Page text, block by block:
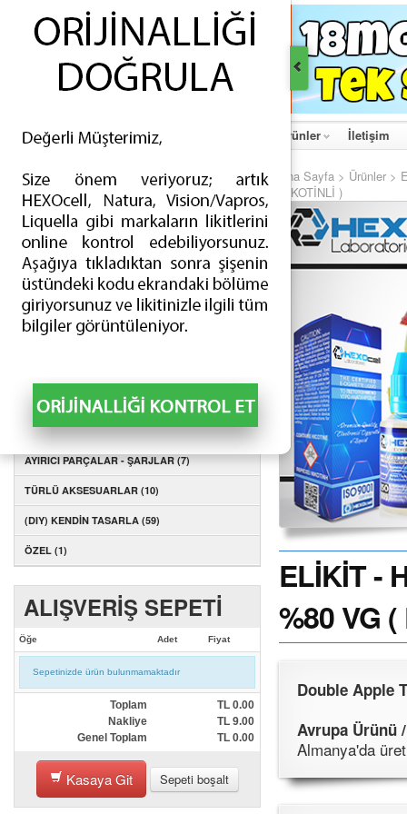
Ana Sayfa Hakkımızda Ürünler İletişim
ÜRÜNLER
İNDİRİMLİ ÜRÜNLER
ESİGARA - TEK APARATLI (68)
ESİGARA - ÇİFT APARATLI (4)
ELİKİT - TÜRLÜ AROMALI (288)
AYIRICI PARÇALAR - ATOMİZERLER (109)
AYIRICI PARÇALAR - KARTUŞLAR (1)
AYIRICI PARÇALAR - ŞARJLAR (7)
TÜRLÜ AKSESUARLAR (10)
(DIY) KENDİN TASARLA (59)
ÖZEL (1)
ALIŞVERİŞ SEPETİ
Öğe Adet Fiyat
Sepetinizde ürün bulunmamaktadır
Toplam TL 0.00
Nakliye
TL 9.00
Genel Toplam
TL 0.00
Kasaya Git Sepeti boşalt
Ana Sayfa > Ürünler >
NİKOTİNLİ )
ELİKİT -
%80 VG
Double Apple
Avrupa Ürünü
Almanya'da